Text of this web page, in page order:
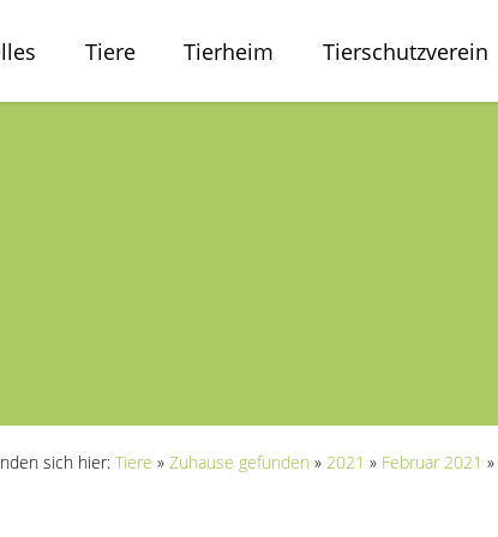
Tiere Tierheim Tierschutzverein
sich hier: Tiere » Zuhause gefunden » 2021 » Februar 2021 »